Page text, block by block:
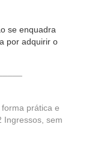
se enquadra
por adquirir o
prática e
Ingressos, sem